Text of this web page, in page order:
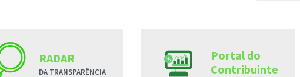
RADAR
DA TRANSPARÊNCIA
Portal do
Contribuinte